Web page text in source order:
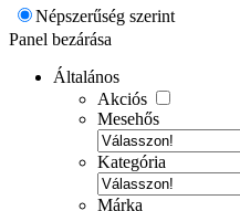
Népszerűség szerint
Panel bezárása
Általános
Akciós
Mesehős
Kategória
Márka